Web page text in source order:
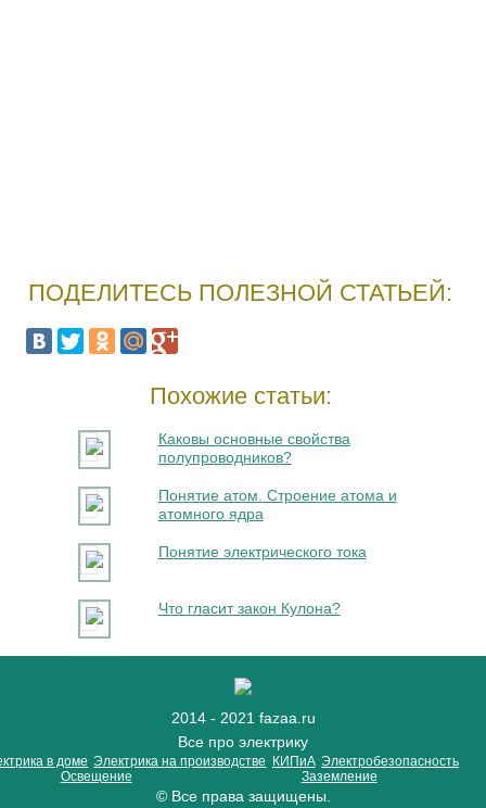
ПОДЕЛИТЕСЬ ПОЛЕЗНОЙ СТАТЬЕЙ:
Похожие статьи:
Каковы основные свойства
полупроводников?
Понятие атом. Строение атома и
атомного ядра
Понятие электрического тока
Что гласит закон Кулона?
2014 - 2021 fazaa.ru
Все про электрику
в доме Электрика на производстве КИПиА Электробезопасность
Освещение
Заземление
© Все права защищены.